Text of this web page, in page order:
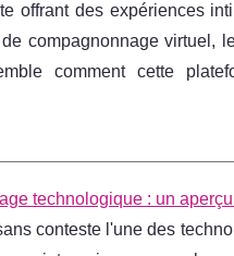
offrant des expériences
compagnonnage virtuel,
comment cette
technologique : un
conteste l'une des